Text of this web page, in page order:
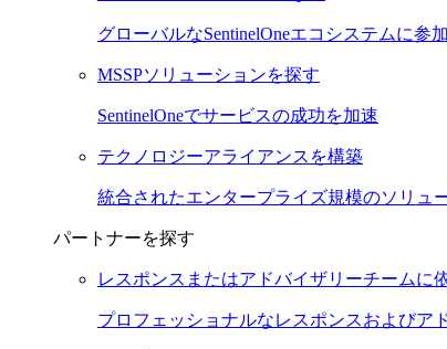
グローバルなSentinelOneエコシステムに参加
MSSPソリューションを探す
SentinelOneでサービスの成功を加速
テクノロジーアライアンスを構築
統合されたエンタープライズ規模のソリュ
パートナーを探す
レスポンスまたはアドバイザリーチームに
プロフェッショナルなレスポンスおよびア